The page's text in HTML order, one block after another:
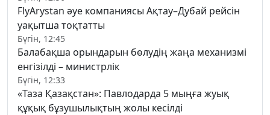
FlyArystan әуе компаниясы Ақтау–Дубай рейсін
уақытша тоқтатты
Бүгін, 12:45
Балабақша орындарын бөлудің жаңа механизмі
енгізілді – министрлік
Бүгін, 12:33
«Таза Қазақстан»: Павлодарда 5 мыңға жуық
құқық бұзушылықтың жолы кесілді